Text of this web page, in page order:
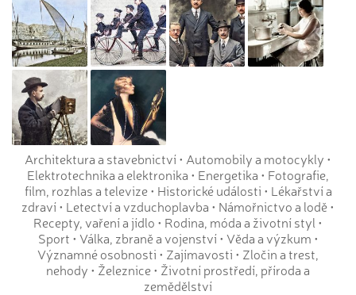
Architektura a stavebnictví• Automobily a motocykly •
Elektrotechnika a elektronika • Energetika • Fotografie,
film, rozhlas a televize• Historické události • Lékařství a
zdraví• Letectví a vzduchoplavba • Námořnictvo a lodě•
Recepty, vaření a jídlo • Rodina, móda a životní styl •
Sport • Válka, zbraně a vojenství• Věda a výzkum •
Významné osobnosti • Zajímavosti • Zločin a trest,
nehody • Železnice• Životní prostředí, příroda a
zemědělství